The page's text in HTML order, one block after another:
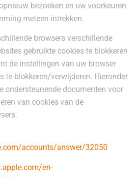
bezoeken en uw voorkeuren
meteen intrekken.
browsers verschillende
gebruikte cookies te blokkeren
de instellingen van uw browser
te blokkeren/verwijderen. Hieronder
ondersteunende documenten voor
van cookies van de
accounts/answer/32050
en-